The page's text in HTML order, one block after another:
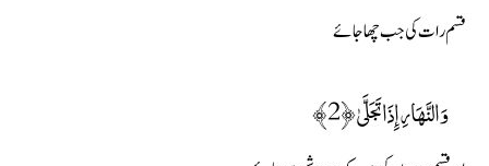
قسم رات کی جب چھا جائے
وَالنَّهَارِ إِذَا تَجَلَّىٰ ﴿2﴾